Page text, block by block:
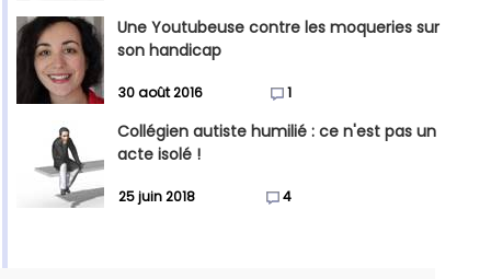
Une Youtubeuse contre les moqueries sur
son handicap
30 août 2016 1
Collégien autiste humilié : ce n'est pas un
acte isolé !
25 juin 2018 4